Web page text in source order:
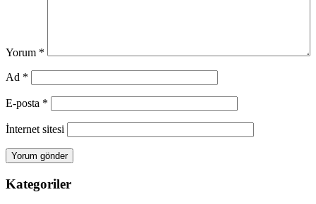
Yorum *
Ad *
E-posta *
İnternet sitesi
Kategoriler